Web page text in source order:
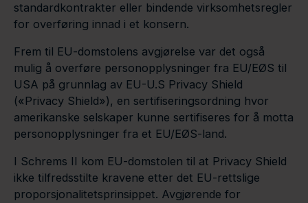
standardkontrakter eller bindende virksomhetsregler
for overføring innad i et konsern.
Frem til EU-domstolens avgjørelse var det også
mulig å overføre personopplysninger fra EU/EØS til
USA på grunnlag av EU-U.S Privacy Shield
(«Privacy Shield»), en sertifiseringsordning hvor
amerikanske selskaper kunne sertifiseres for å motta
personopplysninger fra et EU/EØS-land.
I Schrems II kom EU-domstolen til at Privacy Shield
ikke tilfredsstilte kravene etter det EU-rettslige
proporsjonalitetsprinsippet. Avgjørende for